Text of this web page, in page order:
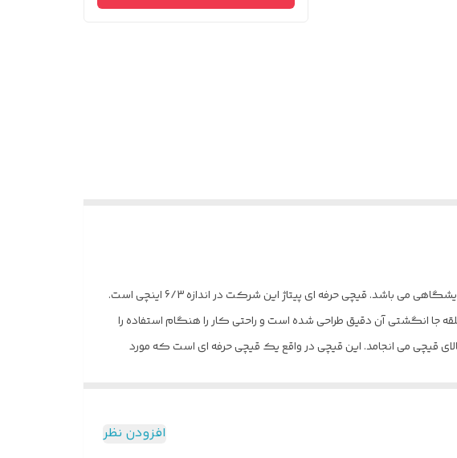
قیچی حرفه ای Alexander Style جز محبوب ترین و معتبر ترین برندهای فعال در حوزه ی تولیدات قیچی های حرفه ای آرایشگاهی می باشد. قیچی حرفه ای پیتاژ این شرکت در اندازه 6/3 اینچی است.
جا انگشتی آن دقیق طراحی شده است و راحتی کار را هنگام استفاده را
قیچی می انجامد. این قیچی در واقع یک قیچی حرفه ای است که مورد
افزودن نظر